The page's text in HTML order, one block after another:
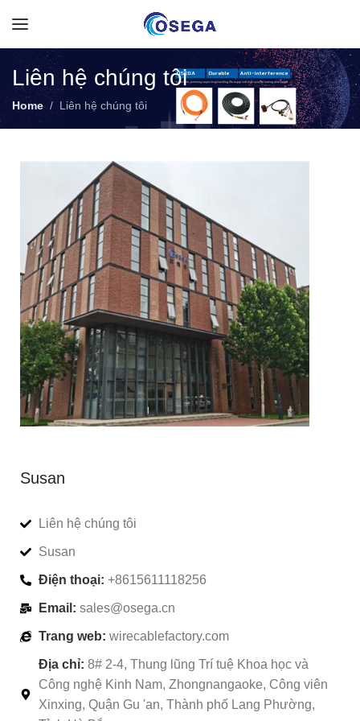
Liên hệ chúng tôi
Home Liên hệ chúng tôi
Susan
Liên hệ chúng tôi
Susan
Điện thoại: +8615611118256
Email: sales@osega.cn
Trang web: wirecablefactory.com
Địa chỉ: 8# 2-4, Thung lũng Trí tuệ Khoa học và
Công nghệ Kinh Nam, Zhongnangaoke, Công viên
Xinxing, Quận Gu 'an, Thành phố Lang Phường,